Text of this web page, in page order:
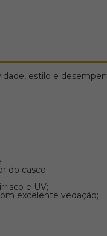
estilo e
do casco
e UV;
excelente vedação;